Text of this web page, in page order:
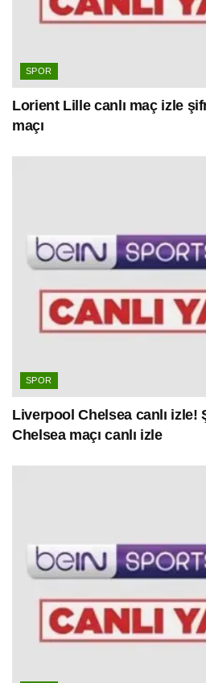
SPOR
Lorient Lille canlı maç izle
maçı
SPOR
Liverpool Chelsea canlı izle!
Chelsea maçı canlı izle